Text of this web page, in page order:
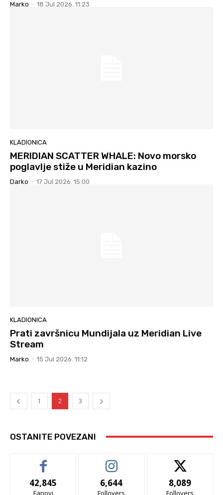
Marko - 18 Jul 2026. 11:23
KLADIONICA
MERIDIAN SCATTER WHALE: Novo morsko
poglavlje stiže u Meridian kazino
Darko - 17 Jul 2026. 15:00
KLADIONICA
Prati završnicu Mundijala uz Meridian Live
Stream
Marko - 15 Jul 2026. 11:12
1 2 3
OSTANITE POVEZANI
42,845
Fanovi
6,644
Follovers
8,089
Follovers